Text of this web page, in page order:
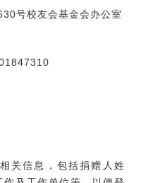
号校友会基金会办公室
关信息，包括捐赠人姓